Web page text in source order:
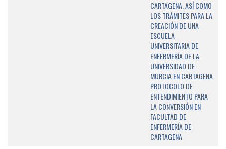
CARTAGENA, ASÍ COMO
LOS TRÁMITES PARA LA
CREACIÓN DE UNA
ESCUELA
UNIVERSITARIA DE
ENFERMERÍA DE LA
UNIVERSIDAD DE
MURCIA EN CARTAGENA
PROTOCOLO DE
ENTENDIMIENTO PARA
LA CONVERSIÓN EN
FACULTAD DE
ENFERMERÍA DE
CARTAGENA